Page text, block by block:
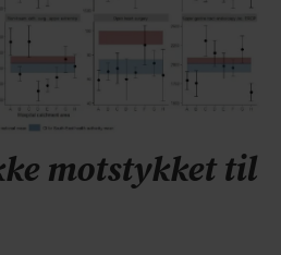
motstykket til